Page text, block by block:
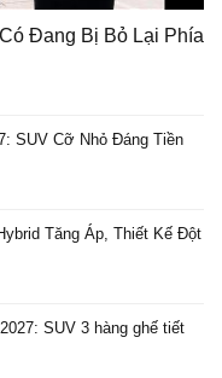
Đang Bị Bỏ Lại Phía
SUV Cỡ Nhỏ Đáng Tiền
Tăng Áp, Thiết Kế Đột
SUV 3 hàng ghế tiết